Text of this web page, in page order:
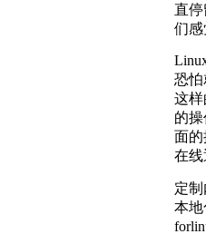
直
们感
恐
这
的
面的
在线
定
本地